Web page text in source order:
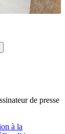
de presse
à la